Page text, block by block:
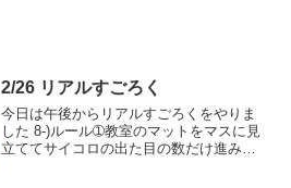
2/26 リアルすごろく
今日は午後からリアルすごろくをやりま
した 8-)ルール➀教室のマットをマスに見
立ててサイコロの出た目の数だけ進みま